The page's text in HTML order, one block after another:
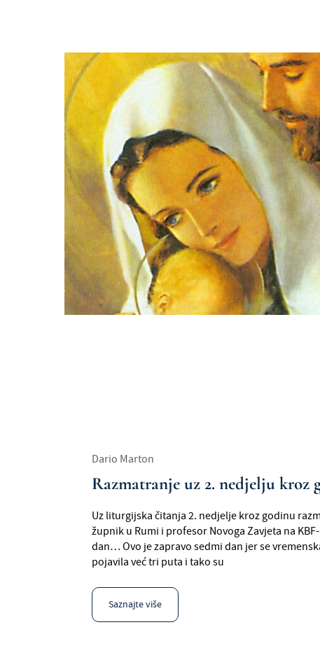
Dario Marton
Razmatranje uz 2. nedjelju kroz
Uz liturgijska čitanja 2. nedjelje kroz godinu
župnik u Rumi i profesor Novoga Zavjeta na
dan… Ovo je zapravo sedmi dan jer se
pojavila već tri puta i tako su
Saznajte više